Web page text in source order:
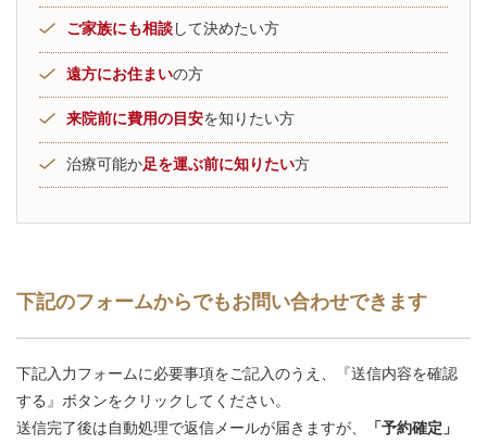
ご家族にも相談して決めたい方
遠方にお住まいの方
来院前に費用の目安を知りたい方
治療可能か足を運ぶ前に知りたい方
下記のフォームからでもお問い合わせできます
下記入力フォームに必要事項をご記入のうえ、『送信内容を確認
する』ボタンをクリックしてください。
送信完了後は自動処理で返信メールが届きますが、
「予約確定」